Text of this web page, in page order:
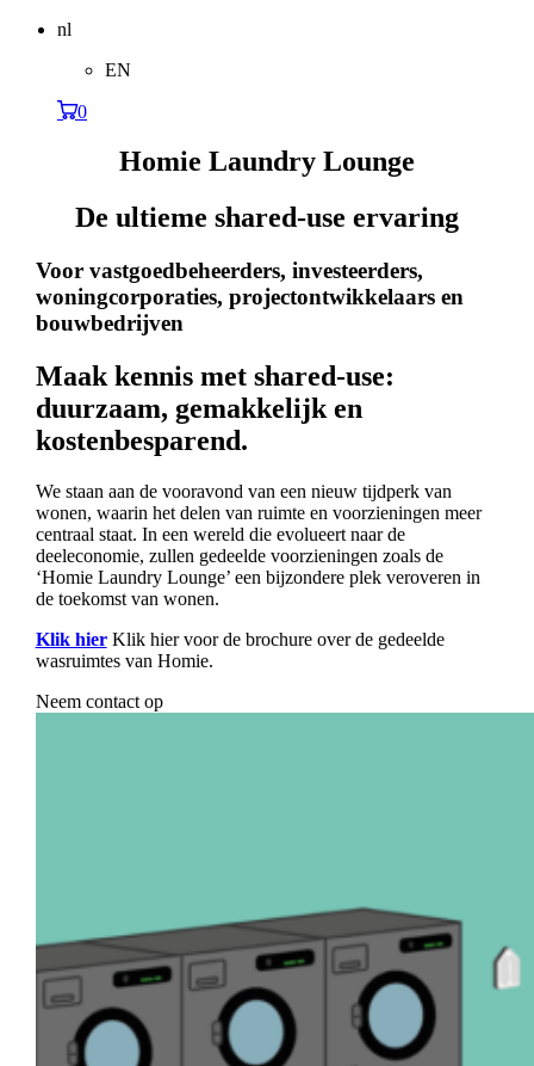
nl
EN
0
Homie Laundry Lounge
De ultieme shared-use ervaring
Voor vastgoedbeheerders, investeerders,
woningcorporaties, projectontwikkelaars en
bouwbedrijven
Maak kennis met shared-use:
duurzaam, gemakkelijk en
kostenbesparend.
We staan aan de vooravond van een nieuw tijdperk van
wonen, waarin het delen van ruimte en voorzieningen meer
centraal staat. In een wereld die evolueert naar de
deeleconomie, zullen gedeelde voorzieningen zoals de
‘Homie Laundry Lounge’ een bijzondere plek veroveren in
de toekomst van wonen.
Klik hierKlik hier voor de brochure over de gedeelde
wasruimtes van Homie.
Neem contact op